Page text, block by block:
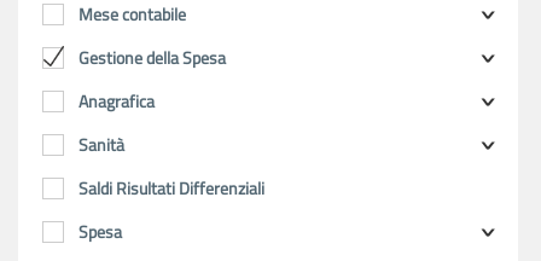
Mese contabile
Gestione della Spesa
Anagrafica
Sanità
Saldi Risultati Differenziali
Spesa